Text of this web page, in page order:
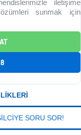
iletişime
sunmak için
SORU SOR!